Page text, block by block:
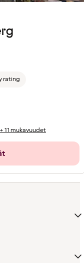
rating
+ 11 mukavuudet